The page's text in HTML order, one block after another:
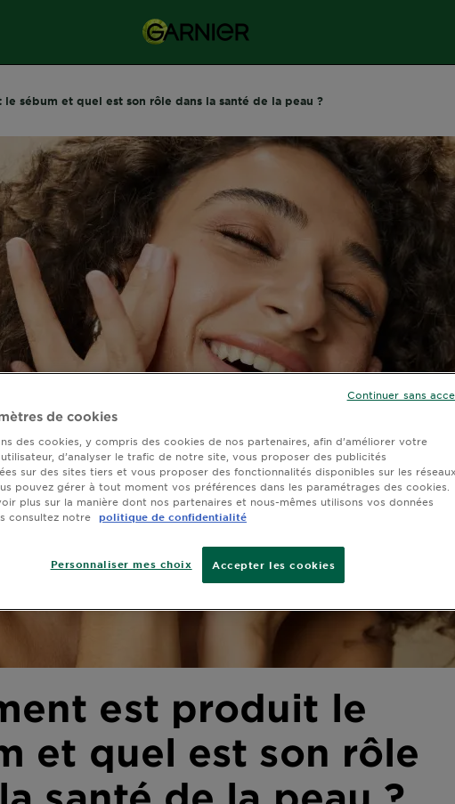
sébum et quel est son rôle dans la santé de la peau ?
est produit le
et quel est son rôle
de cookies
des cookies, y compris des cookies de nos partenaires, afin d’améliorer votre
d’analyser le trafic de notre site, vous proposer des publicités
sur des sites tiers et vous proposer des fonctionnalités disponibles sur les réseaux
pouvez gérer à tout moment vos préférences dans les paramétrages des cookies.
plus sur la manière dont nos partenaires et nous-mêmes utilisons vos données
consultez notre
politique de confidentialité
Accepter les cookies
Personnaliser mes choix
Continuer sans